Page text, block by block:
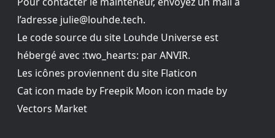
l’adresse julie@louhde.tech.
Le code source du site Louhde Universe est
hébergé avec :two_hearts: par ANVIR.
Les icônes proviennent du site Flaticon
Cat icon made by Freepik Moon icon made by
Vectors Market